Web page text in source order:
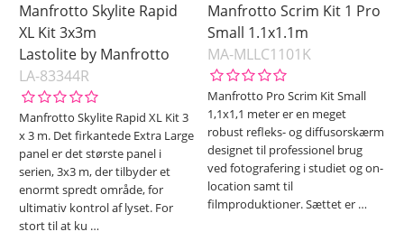
Manfrotto Skylite Rapid
XL Kit 3x3m
Lastolite by Manfrotto
LA-83344R
Manfrotto Skylite Rapid XL Kit 3
x 3 m. Det firkantede Extra Large
panel er det største panel i
serien, 3x3 m, der tilbyder et
enormt spredt område, for
ultimativ kontrol af lyset. For
stort til at ku …
Manfrotto Scrim Kit 1 Pro
Small 1.1x1.1m
MA-MLLC1101K
Manfrotto Pro Scrim Kit Small
1,1x1,1 meter er en meget
robust refleks- og diffusorskærm
designet til professionel brug
ved fotografering i studiet og on-
location samt til
filmproduktioner. Sættet er …